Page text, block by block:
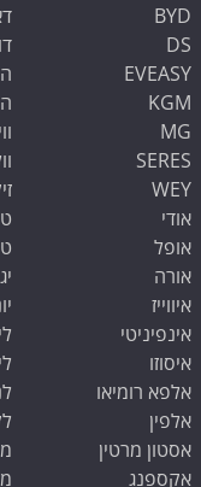
BYD
DS
EVEASY
KGM
MG
SERES
WEY
אודי
אופל
אורה
איווייז
אינפיניטי
איסוזו
אלפא רומיאו
אלפין
אסטון מרטין
אקספנג